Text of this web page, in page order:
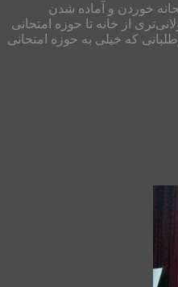
روی، صبحانه خوردن و آماده شدن
از خانه تا حوزه امتحانی
که خیلی به حوزه امتحانی